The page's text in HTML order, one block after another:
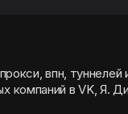
впн, туннелей
компаний в VK, Я.